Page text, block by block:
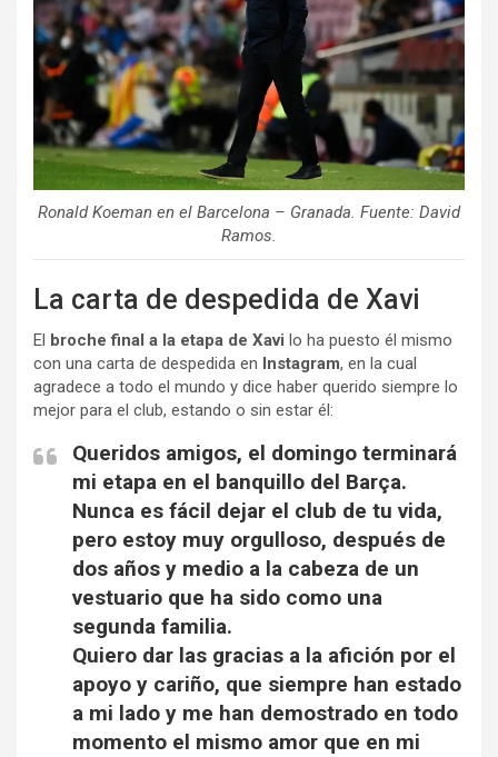
Ronald Koeman en el Barcelona – Granada. Fuente: David
Ramos.
La carta de despedida de Xavi
El broche final a la etapa de Xavi lo ha puesto él mismo
con una carta de despedida en Instagram, en la cual
agradece a todo el mundo y dice haber querido siempre lo
mejor para el club, estando o sin estar él:
Queridos amigos, el domingo terminará
mi etapa en el banquillo del Barça.
Nunca es fácil dejar el club de tu vida,
pero estoy muy orgulloso, después de
dos años y medio a la cabeza de un
vestuario que ha sido como una
segunda familia.
Quiero dar las gracias a la afición por el
apoyo y cariño, que siempre han estado
a mi lado y me han demostrado en todo
momento el mismo amor que en mi